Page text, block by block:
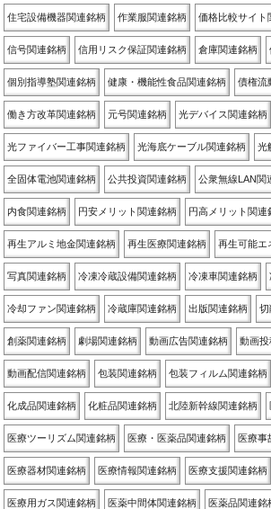
住宅設備機器関連銘柄 作業服関連銘柄 価格比較サイト
信号関連銘柄 信用リスク保証関連銘柄 倉庫関連銘柄
個別指導塾関連銘柄 健康・機能性食品関連銘柄 債権流
働き方改革関連銘柄 元号関連銘柄 光デバイス関連銘柄
光ファイバー工事関連銘柄 光海底ケーブル関連銘柄 光
全固体電池関連銘柄 公共投資関連銘柄 公衆無線LAN関
内食関連銘柄 円安メリット関連銘柄 円高メリット関連
再生アルミ地金関連銘柄 再生医療関連銘柄 再生可能エ
写真関連銘柄 冷凍冷蔵設備関連銘柄 冷凍車関連銘柄
冷却ファン関連銘柄 冷蔵庫関連銘柄 出版関連銘柄 切
創薬関連銘柄 劇場関連銘柄 動画広告関連銘柄 動画
動画配信関連銘柄 包装関連銘柄 包装フィルム関連銘柄
化成品関連銘柄 化粧品関連銘柄 北陸新幹線関連銘柄
医療ツーリズム関連銘柄 医療・医薬品関連銘柄 医療事
医療器材関連銘柄 医療情報関連銘柄 医療支援関連銘柄
医療用ガス関連銘柄 医薬中間体関連銘柄 医薬品関連銘